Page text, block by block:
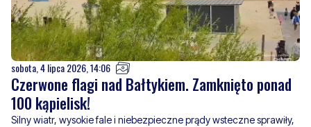
sobota, 4 lipca 2026, 14:06
Czerwone flagi nad Bałtykiem. Zamknięto ponad
100 kąpielisk!
Silny wiatr, wysokie fale i niebezpieczne prądy wsteczne sprawiły,